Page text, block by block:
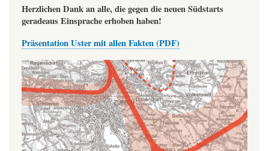
Herzlichen Dank an alle, die gegen die neuen Südstarts
geradeaus Einsprache erhoben haben!
Präsentation Uster mit allen Fakten (PDF)